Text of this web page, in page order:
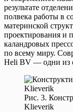
результате
полвека работы в
материнской
проектирования и
каландровых
по всему миру.
Heli BV — одни из
Рис. 3.
Klieverik